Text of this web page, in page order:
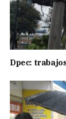
Dpec: